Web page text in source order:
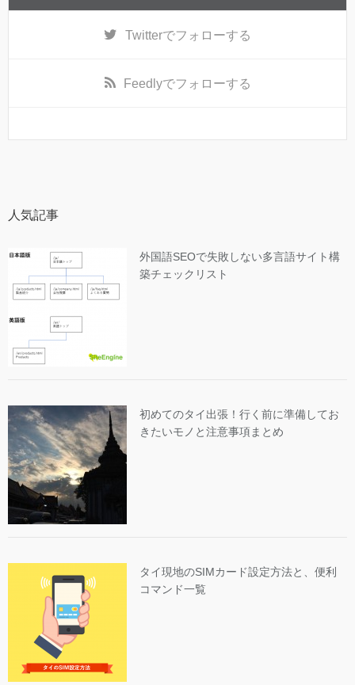
Twitterでフォローする
Feedlyでフォローする
人気記事
外国語SEOで失敗しない多言語サイト構
築チェックリスト
初めてのタイ出張！行く前に準備してお
きたいモノと注意事項まとめ
タイ現地のSIMカード設定方法と、便利
コマンド一覧